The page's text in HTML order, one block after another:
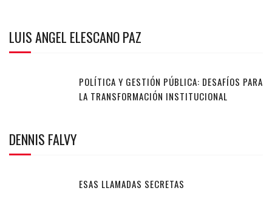
LUIS ANGEL ELESCANO PAZ
POLÍTICA Y GESTIÓN PÚBLICA: DESAFÍOS PARA
LA TRANSFORMACIÓN INSTITUCIONAL
DENNIS FALVY
ESAS LLAMADAS SECRETAS